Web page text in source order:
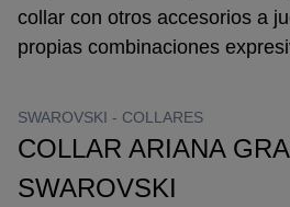
collar con otros accesorios a
propias combinaciones
SWAROVSKI - COLLARES
COLLAR ARIANA
SWAROVSKI